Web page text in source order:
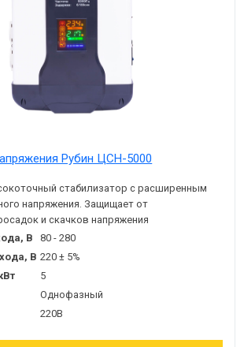
Рубин ЦСН-5000
стабилизатор с расширенным
напряжения. Защищает от
и скачков напряжения
В
80 - 280
В 220 ± 5%
5
Однофазный
220В